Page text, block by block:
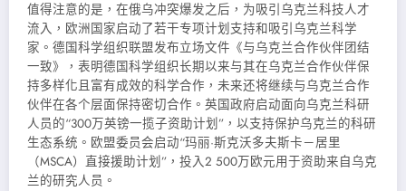
值得注意的是，在俄乌冲突爆发之后，为吸引乌克兰科技人才
流入，欧洲国家启动了若干专项计划支持和吸引乌克兰科学
家。德国科学组织联盟发布立场文件《与乌克兰合作伙伴团结
一致》，表明德国科学组织长期以来与其在乌克兰合作伙伴保
持多样化且富有成效的科学合作，未来还将继续与乌克兰合作
伙伴在各个层面保持密切合作。英国政府启动面向乌克兰科研
人员的“300万英镑一揽子资助计划”，以支持保护乌克兰的科研
生态系统。欧盟委员会启动“玛丽·斯克沃多夫斯卡－居里
（MSCA）直接援助计划”，投入2 500万欧元用于资助来自乌克
兰的研究人员。